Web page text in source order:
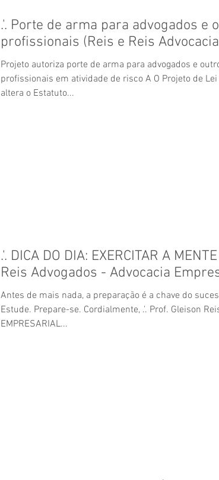
.'. Porte de arma para advogados e
profissionais (Reis e Reis
Projeto autoriza porte de arma para advogados e
profissionais em atividade de risco A O Projeto de
altera o Estatuto...
.'. DICA DO DIA: EXERCITAR A
Reis Advogados - Advocacia
Antes de mais nada, a preparação é a chave do
Estude. Prepare-se. Cordialmente, .'. Prof. Gleison
EMPRESARIAL...